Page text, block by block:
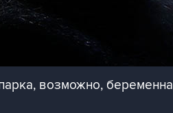
возможно, беременна